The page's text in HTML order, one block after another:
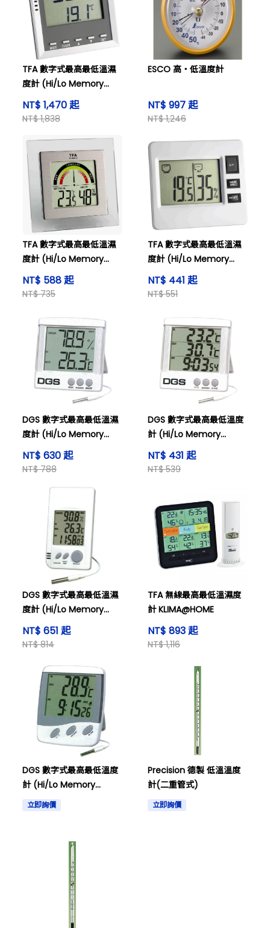
TFA 數字式最高最低溫濕
度計 (Hi/Lo Memory
Thermo-Hygrometer),
型號: 305010
NT$ 1,470 起
NT$ 1,838
ESCO 高・低溫度計
NT$ 997 起
NT$ 1,246
TFA 數字式最高最低溫濕
度計 (Hi/Lo Memory
Thermo-Hygrometer),
型號: 305023
NT$ 588 起
NT$ 735
TFA 數字式最高最低溫濕
度計 (Hi/Lo Memory
Thermo-Hygrometer),
型號: 305028
NT$ 441 起
NT$ 551
DGS 數字式最高最低溫濕
度計 (Hi/Lo Memory
Thermo-Hygrometer),
HT9214
NT$ 630 起
NT$ 788
DGS 數字式最高最低溫度
計 (Hi/Lo Memory
Thermometer), 型號:
T9237
NT$ 431 起
NT$ 539
DGS 數字式最高最低溫濕
度計 (Hi/Lo Memory
Thermo-Hygrometer),
HT9220
NT$ 651 起
NT$ 814
TFA 無線最高最低溫濕度
計 KLIMA@HOME
NT$ 893 起
NT$ 1,116
DGS 數字式最高最低溫度
計 (Hi/Lo Memory
Thermometer), 型號:
T9235B
立即詢價
Precision 德製 低溫溫度
計(二重管式)
立即詢價